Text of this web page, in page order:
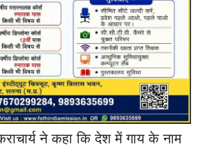
ने कहा कि देश में गाय के नाम